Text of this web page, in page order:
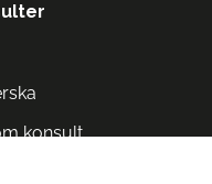
konsult